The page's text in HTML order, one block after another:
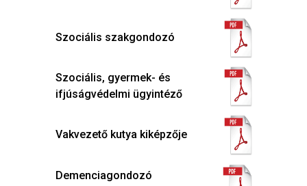
Szociális szakgondozó
Szociális, gyermek- és
ifjúságvédelmi ügyintéző
Vakvezető kutya kiképzője
Demenciagondozó